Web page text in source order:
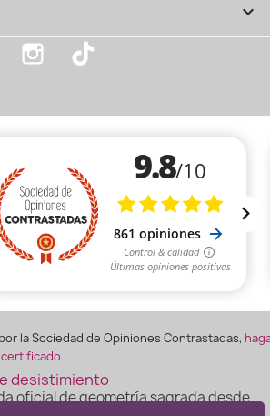

Pinterest Instagram
la Sociedad de Opiniones Contrastadas,
certificado.
desistimiento
oficial de geometría sagrada desde